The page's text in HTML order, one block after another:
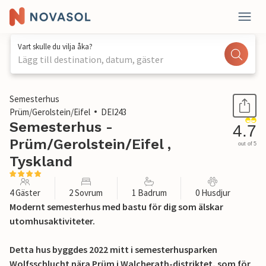
Vart skulle du vilja åka?
Lägg till destination, datum, gäster
1 / 26
Semesterhus
Prüm/Gerolstein/Eifel
DEI243
Semesterhus -
Prüm/Gerolstein/Eifel ,
Tyskland
4.7
out of 5
4 Gäster 2 Sovrum 1 Badrum 0 Husdjur
Modernt semesterhus med bastu för dig som älskar
utomhusaktiviteter.
Detta hus byggdes 2022 mitt i semesterhusparken